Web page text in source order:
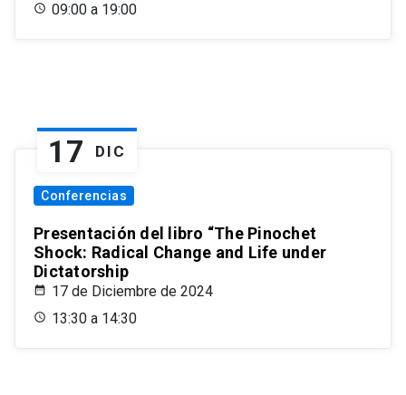
09:00 a 19:00
17 DIC
Conferencias
Presentación del libro “The Pinochet
Shock: Radical Change and Life under
Dictatorship
17 de Diciembre de 2024
13:30 a 14:30